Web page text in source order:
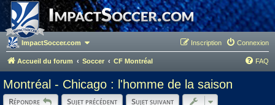
ImpactSoccer.com Connexion
Inscription
Accueil du forum Soccer CF Montréal FAQ
Montréal - Chicago : l'homme de la saison
Répondre Sujet précédent Sujet suivant